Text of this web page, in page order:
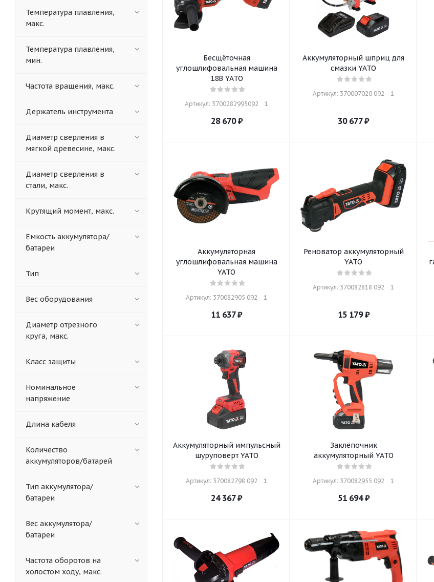
Бесщёточная
углошлифовальная машина
18В YATO
Артикул: 3700282995092    1
28 670₽
Аккумуляторный шприц для
смазки YATO
Артикул: 370007020 092    1
30 677₽
Аккумуляторная
углошлифовальная машина
YATO
Артикул: 370082905 092    1
11 637₽
Реноватор аккумуляторный
YATO
Артикул: 370082818 092    1
15 179₽
Аккумуляторный импульсный
шуруповерт YATO
Артикул: 370082798 092    1
24 367₽
Заклёпочник
аккумуляторный YATO
Артикул: 370082955 092    1
51 694₽
Температура плавления,
макс.
Температура плавления,
мин.
Частота вращения, макс.
Держатель инструмента
Диаметр сверления в
мягкой древесине, макс.
Диаметр сверления в
стали, макс.
Крутящий момент, макс.
Емкость аккумулятора/
батареи
Тип
Вес оборудования
Диаметр отрезного
круга, макс.
Класс защиты
Номинальное
напряжение
Длина кабеля
Количество
аккумуляторов/батарей
Тип аккумулятора/
батареи
Вес аккумулятора/
батареи
Частота оборотов на
холостом ходу, макс.